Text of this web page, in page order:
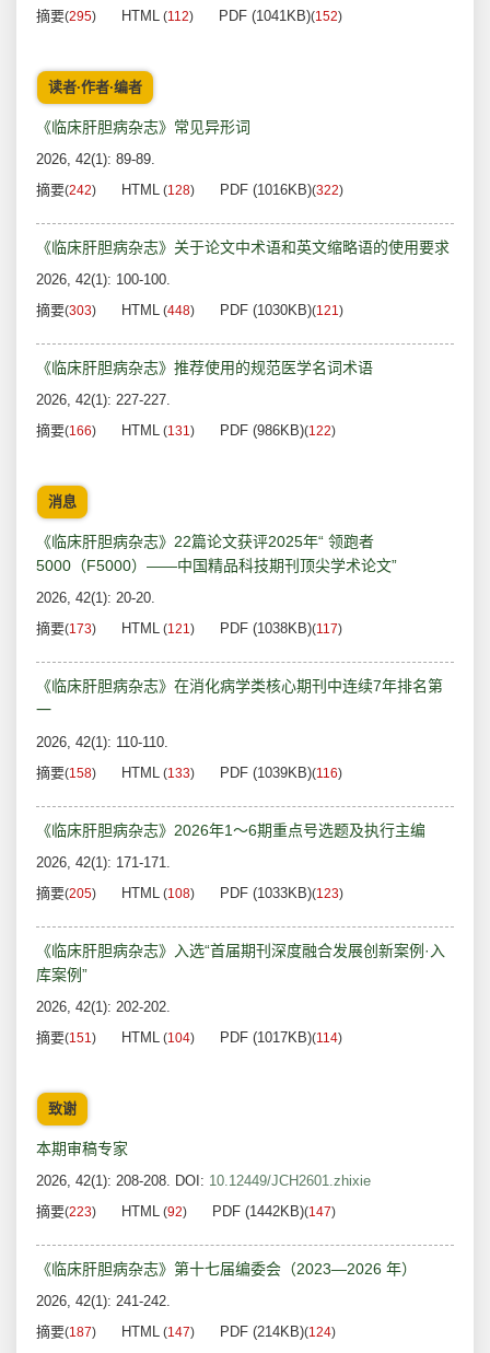
摘要(295) HTML (112) PDF (1041KB)(152)
读者·作者·编者
《临床肝胆病杂志》常见异形词
2026, 42(1): 89-89.
摘要(242) HTML (128) PDF (1016KB)(322)
《临床肝胆病杂志》关于论文中术语和英文缩略语的使用要求
2026, 42(1): 100-100.
摘要(303) HTML (448) PDF (1030KB)(121)
《临床肝胆病杂志》推荐使用的规范医学名词术语
2026, 42(1): 227-227.
摘要(166) HTML (131) PDF (986KB)(122)
消息
《临床肝胆病杂志》22篇论文获评2025年“ 领跑者
5000（F5000）——中国精品科技期刊顶尖学术论文”
2026, 42(1): 20-20.
摘要(173) HTML (121) PDF (1038KB)(117)
《临床肝胆病杂志》在消化病学类核心期刊中连续7年排名第
一
2026, 42(1): 110-110.
摘要(158) HTML (133) PDF (1039KB)(116)
《临床肝胆病杂志》2026年1～6期重点号选题及执行主编
2026, 42(1): 171-171.
摘要(205) HTML (108) PDF (1033KB)(123)
《临床肝胆病杂志》入选“首届期刊深度融合发展创新案例·入
库案例”
2026, 42(1): 202-202.
摘要(151) HTML (104) PDF (1017KB)(114)
致谢
本期审稿专家
2026, 42(1): 208-208. DOI: 10.12449/JCH2601.zhixie
摘要(223) HTML (92) PDF (1442KB)(147)
《临床肝胆病杂志》第十七届编委会（2023—2026 年）
2026, 42(1): 241-242.
摘要(187) HTML (147) PDF (214KB)(124)